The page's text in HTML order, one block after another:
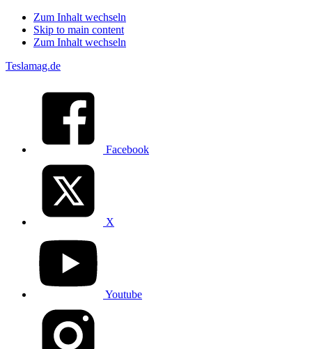
Zum Inhalt wechseln
Skip to main content
Zum Inhalt wechseln
Teslamag.de
Facebook
X
Youtube